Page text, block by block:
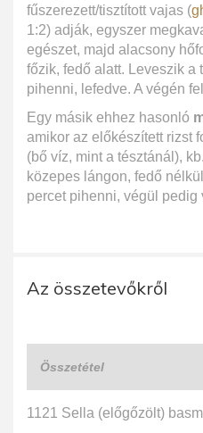
fűszerezett/tisztított vajas (
1:2) adják, egyszer
egészet, majd alacsony
főzik, fedő alatt. Leveszik a
pihenni, lefedve. A végén
Egy másik ehhez hasonló
amikor az előkészített rizst
(bő víz, mint a tésztánál),
közepes lángon, fedő
percet pihenni, végül
Az összetevőkről
Összetétel
1121 Sella (előgőzölt)